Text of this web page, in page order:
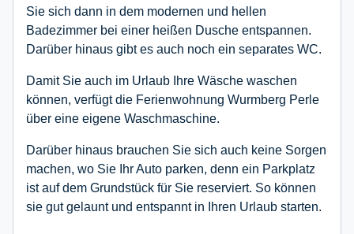
Sie sich dann in dem modernen und hellen
Badezimmer bei einer heißen Dusche entspannen.
Darüber hinaus gibt es auch noch ein separates WC.
Damit Sie auch im Urlaub Ihre Wäsche waschen
können, verfügt die Ferienwohnung Wurmberg Perle
über eine eigene Waschmaschine.
Darüber hinaus brauchen Sie sich auch keine Sorgen
machen, wo Sie Ihr Auto parken, denn ein Parkplatz
ist auf dem Grundstück für Sie reserviert. So können
sie gut gelaunt und entspannt in Ihren Urlaub starten.